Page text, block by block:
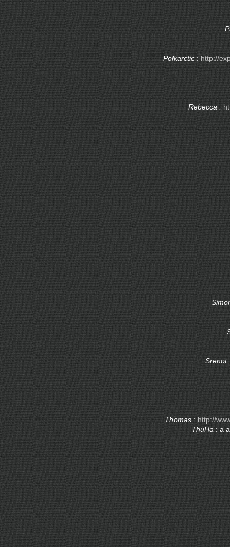
Polkarctic: http://
Rebecca :
Srenot
Thomas : http://
ThuHa : a